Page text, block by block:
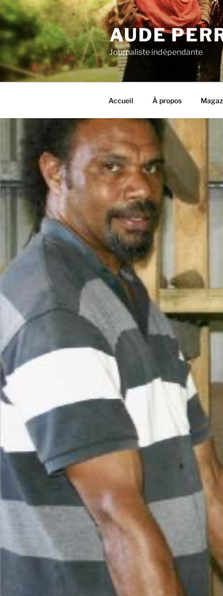
Aller
au
contenu
principal
AUDE
Journaliste indépendante
Accueil À propos